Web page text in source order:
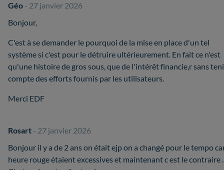
Géo - 27 janvier 2026
Bonjour,
C'est à se demander le pourquoi de la mise en place d'un tel
système si c'est pour le détruire ultérieurement. En fait ce n'est
qu'une histoire de gros sous, que de l'intérêt financie,r sans
compte des efforts fournis par les utilisateurs.
Merci EDF
Rosart - 27 janvier 2026
Bonjour il y a de 2 ans on était ejp on a changé pour le tempo
heure rouge étaient excessives et maintenant c est le contraire .